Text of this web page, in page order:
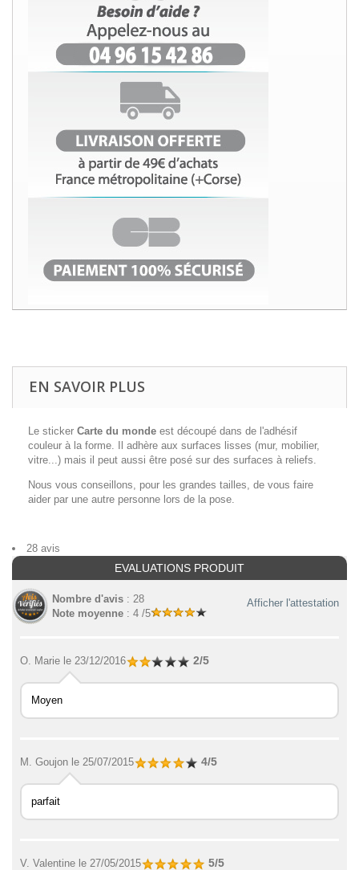
EN SAVOIR PLUS
Le sticker Carte du monde est découpé dans de l'adhésif
couleur à la forme. Il adhère aux surfaces lisses (mur, mobilier,
vitre...) mais il peut aussi être posé sur des surfaces à reliefs.
Nous vous conseillons, pour les grandes tailles, de vous faire
aider par une autre personne lors de la pose.
28 avis
EVALUATIONS PRODUIT
Nombre d'avis : 28
Note moyenne : 4 /5
Afficher l'attestation
O. Marie le 23/12/2016 2/5
Moyen
M. Goujon le 25/07/2015 4/5
parfait
V. Valentine le 27/05/2015 5/5